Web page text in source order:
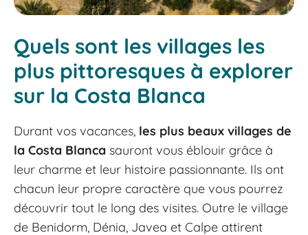
Quels sont les villages les
plus pittoresques à explorer
sur la Costa Blanca
Durant vos vacances, les plus beaux villages de
la Costa Blanca sauront vous éblouir grâce à
leur charme et leur histoire passionnante. Ils ont
chacun leur propre caractère que vous pourrez
découvrir tout le long des visites. Outre le village
de Benidorm, Dénia, Javea et Calpe attirent